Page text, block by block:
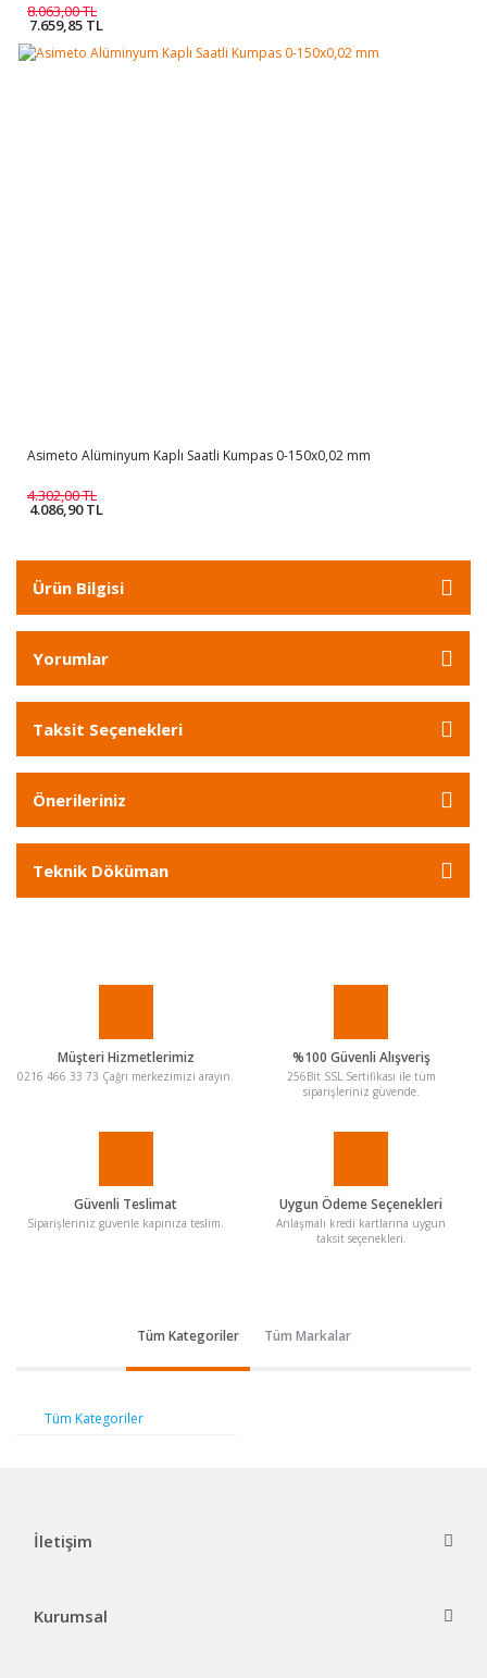
8.063,00 TL
7.659,85 TL
Asimeto Alüminyum Kaplı Saatli Kumpas 0-150x0,02 mm
4.302,00 TL
4.086,90 TL
Ürün Bilgisi
Yorumlar
Taksit Seçenekleri
Önerileriniz
Teknik Döküman
Müşteri Hizmetlerimiz
0216 466 33 73 Çağrı merkezimizi arayın.
%100 Güvenli Alışveriş
256Bit SSL Sertifikası ile tüm
siparişleriniz güvende.
Güvenli Teslimat
Siparişleriniz güvenle kapınıza teslim.
Uygun Ödeme Seçenekleri
Anlaşmalı kredi kartlarına uygun
taksit seçenekleri.
Tüm Kategoriler Tüm Markalar
Tüm Kategoriler
İletişim
Kurumsal